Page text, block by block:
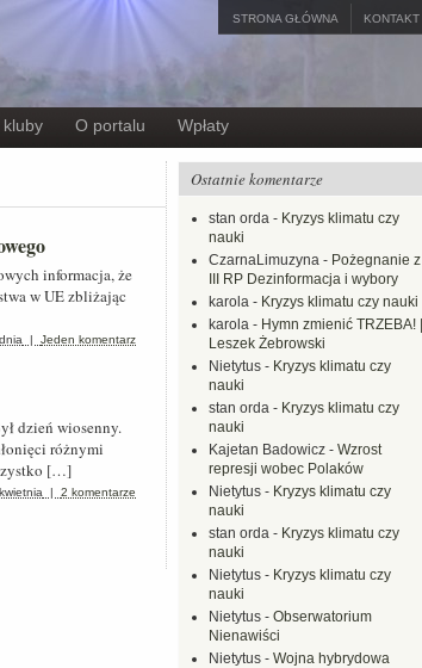
STRONA GŁÓWNA KONTAKT
O portalu Wpłaty
informacja, że
w UE zbliżając
| Jeden komentarz
dzień wiosenny.
różnymi
[…]
| 2 komentarze
Ostatnie komentarze
stan orda - Kryzys klimatu czy
nauki
CzarnaLimuzyna - Pożegnanie z
III RP Dezinformacja i wybory
karola - Kryzys klimatu czy nauki
karola - Hymn zmienić TRZEBA! |
Leszek Żebrowski
Nietytus - Kryzys klimatu czy
nauki
stan orda - Kryzys klimatu czy
nauki
Kajetan Badowicz - Wzrost
represji wobec Polaków
Nietytus - Kryzys klimatu czy
nauki
stan orda - Kryzys klimatu czy
nauki
Nietytus - Kryzys klimatu czy
nauki
Nietytus - Obserwatorium
Nienawiści
Nietytus - Wojna hybrydowa